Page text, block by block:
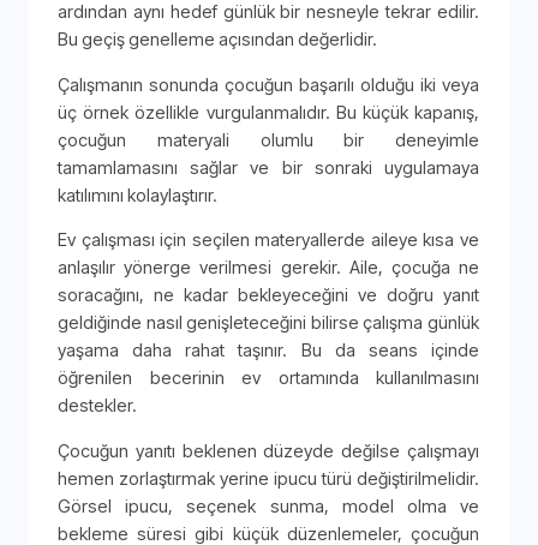
ardından aynı hedef günlük bir nesneyle tekrar edilir.
Bu geçiş genelleme açısından değerlidir.
Çalışmanın sonunda çocuğun başarılı olduğu iki veya
üç örnek özellikle vurgulanmalıdır. Bu küçük kapanış,
çocuğun materyali olumlu bir deneyimle
tamamlamasını sağlar ve bir sonraki uygulamaya
katılımını kolaylaştırır.
Ev çalışması için seçilen materyallerde aileye kısa ve
anlaşılır yönerge verilmesi gerekir. Aile, çocuğa ne
soracağını, ne kadar bekleyeceğini ve doğru yanıt
geldiğinde nasıl genişleteceğini bilirse çalışma günlük
yaşama daha rahat taşınır. Bu da seans içinde
öğrenilen becerinin ev ortamında kullanılmasını
destekler.
Çocuğun yanıtı beklenen düzeyde değilse çalışmayı
hemen zorlaştırmak yerine ipucu türü değiştirilmelidir.
Görsel ipucu, seçenek sunma, model olma ve
bekleme süresi gibi küçük düzenlemeler, çocuğun